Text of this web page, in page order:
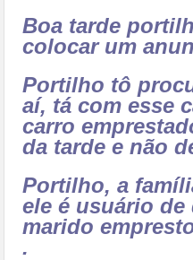
Boa tarde
colocar um
Portilho tô
aí, tá com esse
carro
da tarde e não
Portilho, a
ele é usuário de
marido
.